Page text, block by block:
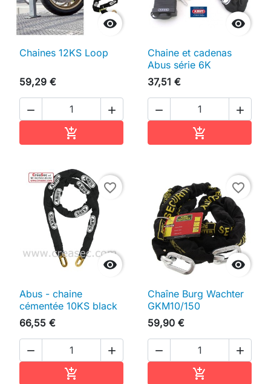

Chaines 12KS Loop
59,29 €
 


Chaine et cadenas
Abus série 6K
37,51 €
 


favorite_border
Abus - chaine
cémentée 10KS black
66,55 €
 


favorite_border
Chaîne Burg Wachter
GKM10/150
59,90 €
 
